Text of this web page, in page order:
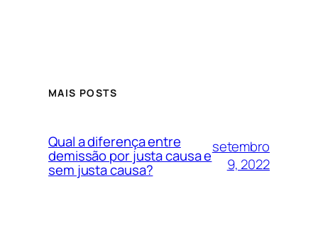
MAIS POSTS
Qual a diferença entre
demissão por justa causa e
sem justa causa?
setembro
9, 2022